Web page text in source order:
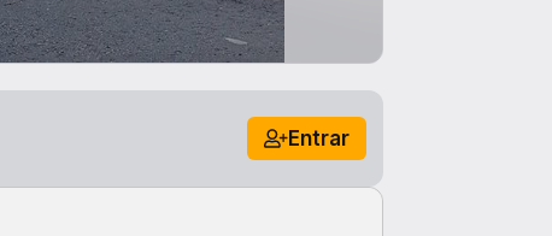
Entrar